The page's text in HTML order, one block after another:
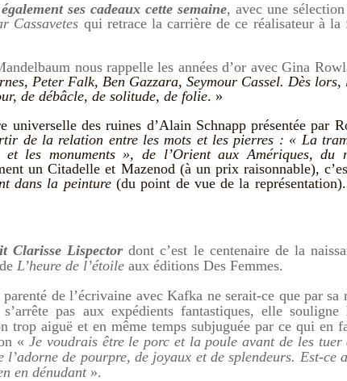
ses cadeaux cette semaine, avec une
Cassavetes qui retrace la carrière de ce réalisateur à
nous rappelle les années d’or avec Gina
Peter Falk, Ben Gazzara, Seymour Cassel. Dès lors,
de débâcle, de solitude, de folie. »
universelle des ruines d’Alain Schnapp présentée par
de la relation entre les mots et les pierres : « La
et les monuments », de l’Orient aux Amériques, du
un Citadelle et Mazenod (à un prix raisonnable),
dans la peinture(du point de vue de la
Clarisse Lispector dont c’est le centenaire de la
L’heure de l’étoile aux éditions Des Femmes.
de l’écrivaine avec Kafka ne serait-ce que par sa
pas aux expédients fantastiques, elle
trop aiguë et en même temps subjuguée par ce qui en
«Je voudrais être le porc et la poule avant de les
de pourpre, de joyaux et de splendeurs. Est-ce
en dénudant».